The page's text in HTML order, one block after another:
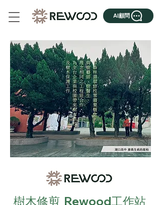
AI顧問
樹木修剪 Rewood工作站